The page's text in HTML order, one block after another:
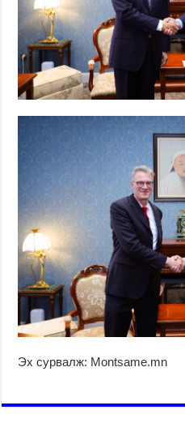
Эх сурвалж: Montsame.mn